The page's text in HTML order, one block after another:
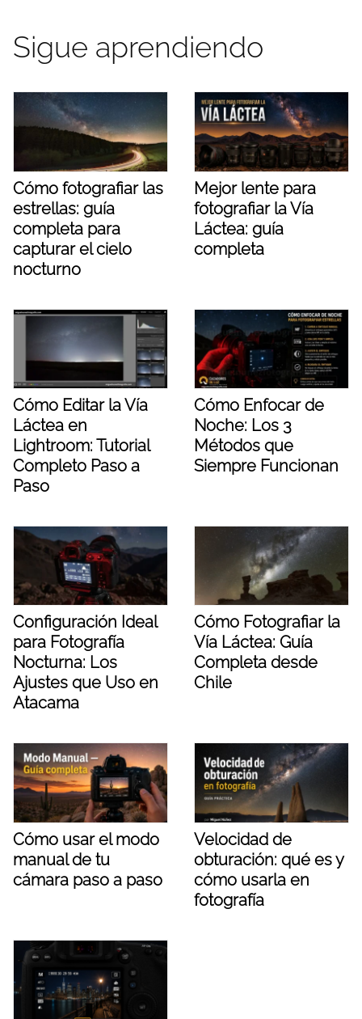
Sigue aprendiendo
Cómo fotografiar las
estrellas: guía
completa para
capturar el cielo
nocturno
Mejor lente para
fotografiar la Vía
Láctea: guía
completa
Cómo Editar la Vía
Láctea en
Lightroom: Tutorial
Completo Paso a
Paso
Cómo Enfocar de
Noche: Los 3
Métodos que
Siempre Funcionan
Configuración Ideal
para Fotografía
Nocturna: Los
Ajustes que Uso en
Atacama
Cómo Fotografiar la
Vía Láctea: Guía
Completa desde
Chile
Cómo usar el modo
manual de tu
cámara paso a paso
Velocidad de
obturación: qué es y
cómo usarla en
fotografía